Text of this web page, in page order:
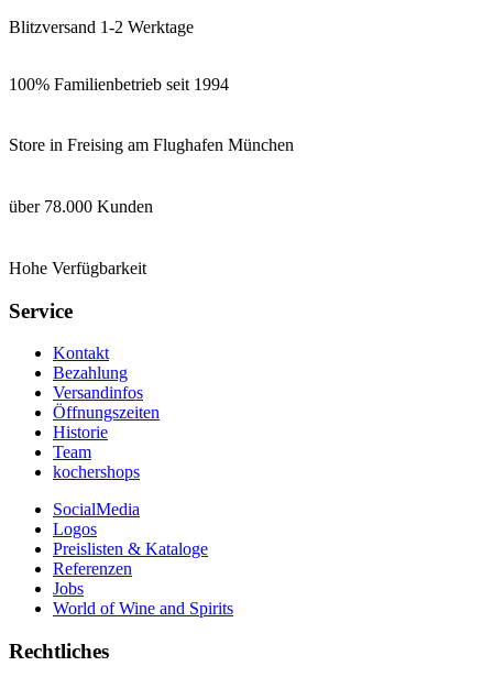
Blitzversand 1-2 Werktage
100% Familienbetrieb seit 1994
Store in Freising am Flughafen München
über 78.000 Kunden
Hohe Verfügbarkeit
Service
Kontakt
Bezahlung
Versandinfos
Öffnungszeiten
Historie
Team
kochershops
SocialMedia
Logos
Preislisten & Kataloge
Referenzen
Jobs
World of Wine and Spirits
Rechtliches